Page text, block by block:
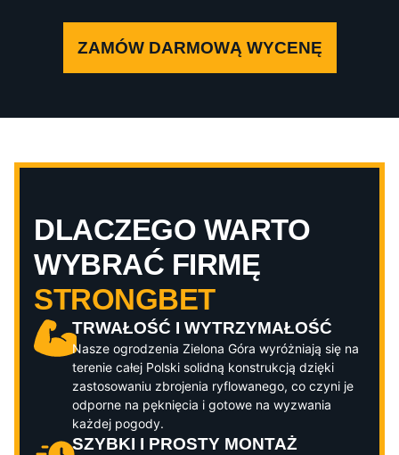
ZAMÓW DARMOWĄ WYCENĘ
DLACZEGO WARTO
WYBRAĆ FIRMĘ
STRONGBET
TRWAŁOŚĆ I WYTRZYMAŁOŚĆ
Nasze ogrodzenia Zielona Góra wyróżniają się na
terenie całej Polski solidną konstrukcją dzięki
zastosowaniu zbrojenia ryflowanego, co czyni je
odporne na pęknięcia i gotowe na wyzwania
każdej pogody.
SZYBKI I PROSTY MONTAŻ